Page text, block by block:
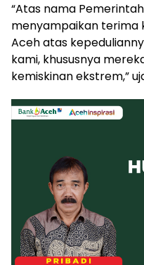
“Atas nama
menyampaikan terima
Aceh atas
kami, khususnya
kemiskinan ekstrem,”